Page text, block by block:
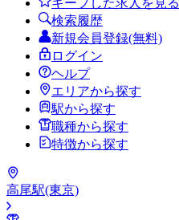
検索履歴
新規会員登録(無料)
ログイン
ヘルプ
エリアから探す
駅から探す
職種から探す
特徴から探す
高尾駅(東京)